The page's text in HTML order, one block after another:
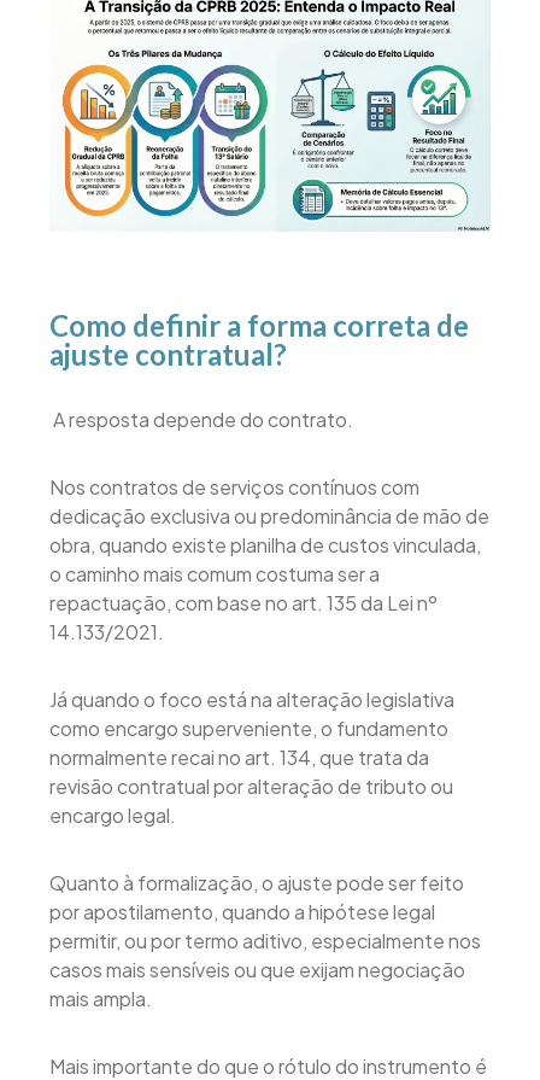
Como definir a forma correta de
ajuste contratual?
A resposta depende do contrato.
Nos contratos de serviços contínuos com
dedicação exclusiva ou predominância de mão de
obra, quando existe planilha de custos vinculada,
o caminho mais comum costuma ser a
repactuação, com base no art. 135 da Lei nº
14.133/2021.
Já quando o foco está na alteração legislativa
como encargo superveniente, o fundamento
normalmente recai no art. 134, que trata da
revisão contratual por alteração de tributo ou
encargo legal.
Quanto à formalização, o ajuste pode ser feito
por apostilamento, quando a hipótese legal
permitir, ou por termo aditivo, especialmente nos
casos mais sensíveis ou que exijam negociação
mais ampla.
Mais importante do que o rótulo do instrumento é